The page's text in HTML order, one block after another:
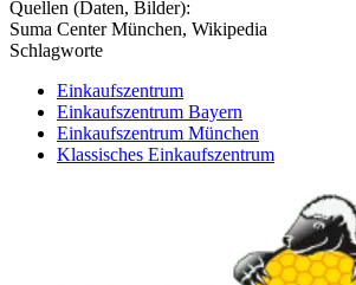
Quellen (Daten, Bilder):
Suma Center München, Wikipedia
Schlagworte
Einkaufszentrum
Einkaufszentrum Bayern
Einkaufszentrum München
Klassisches Einkaufszentrum